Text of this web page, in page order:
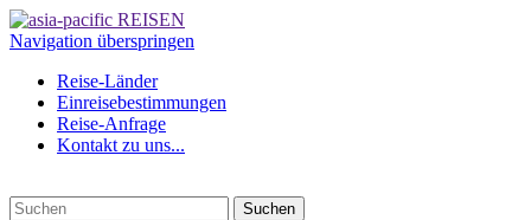
Navigation überspringen
Reise-Länder
Einreisebestimmungen
Reise-Anfrage
Kontakt zu uns...
Suchen